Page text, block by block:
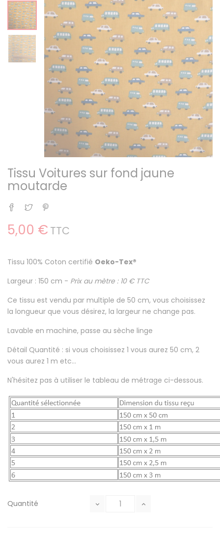
Tissu Voitures sur fond jaune
moutarde
Partager
Tweet
5,00 € TTC
Tissu 100% Coton certifié Oeko-Tex®
Largeur : 150 cm - Prix au mètre : 10 € TTC
Ce tissu est vendu par multiple de 50 cm, vous choisissez
la longueur que vous désirez, la largeur ne change pas.
Lavable en machine, passe au sèche linge
Détail Quantité : si vous choisissez 1 vous aurez 50 cm, 2
vous aurez 1 m etc...
N'hésitez pas à utiliser le tableau de métrage ci-dessous.
Quantité